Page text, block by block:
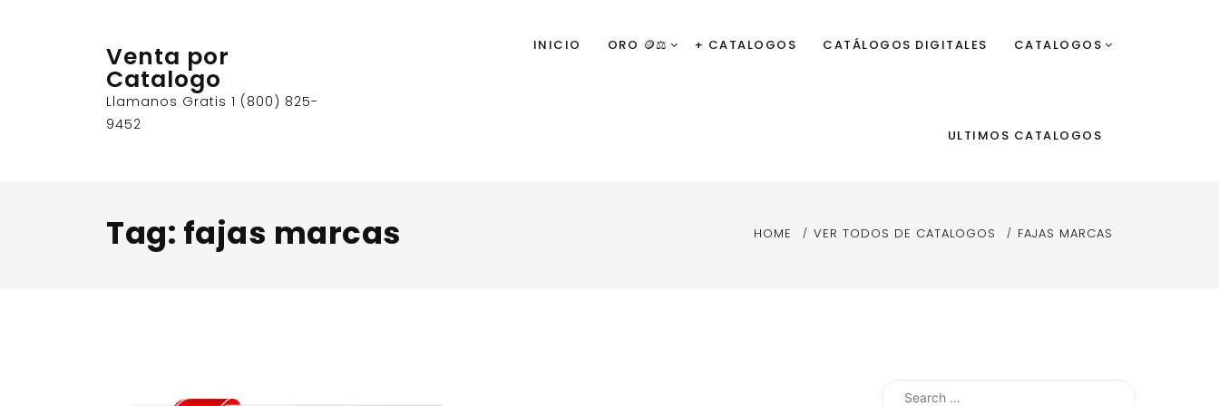
Venta por
Catalogo
Llamanos Gratis 1 (800) 825-
9452
INICIO ORO 🪙⚖️ + CATALOGOS CATÁLOGOS DIGITALES CATALOGOS
ULTIMOS CATALOGOS
Tag: fajas marcas HOME VER TODOS DE CATALOGOS FAJAS MARCAS
Search